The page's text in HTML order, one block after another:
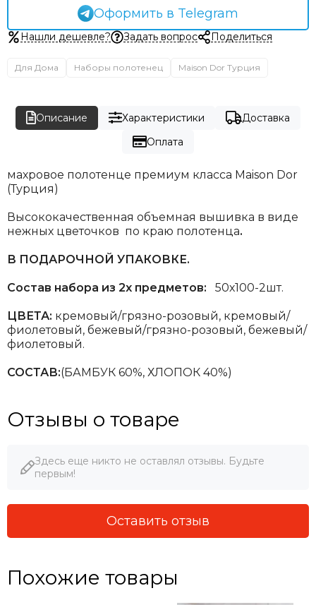
Оформить в Telegram
Нашли дешевле? Задать вопрос Поделиться
Для Дома Наборы полотенец Maison Dor Турция
Описание Характеристики
Доставка
Оплата
махровое полотенце премиум класса Maison Dor
(Турция)
Высококачественная объемная вышивка в виде
нежных цветочков по краю полотенца.
В ПОДАРОЧНОЙ УПАКОВКЕ.
Состав набора из 2х предметов: 50х100-2шт.
ЦВЕТА: кремовый/грязно-розовый, кремовый/
фиолетовый, бежевый/грязно-розовый, бежевый/
фиолетовый.
СОСТАВ:(БАМБУК 60%, ХЛОПОК 40%)
Отзывы о товаре
Здесь еще никто не оставлял отзывы. Будьте
первым!
Оставить отзыв
Похожие товары